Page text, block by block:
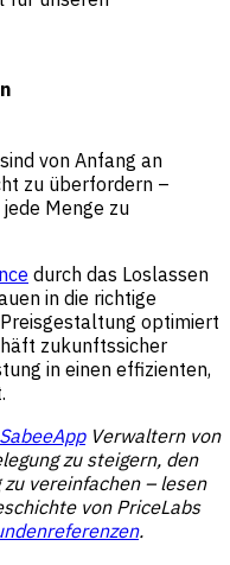
von Anfang an
zu überfordern –
Menge zu
durch das Loslassen
in die richtige
optimiert
zukunftssicher
in einen effizienten,
SabeeApp Verwaltern von
zu steigern, den
vereinfachen – lesen
von PriceLabs
.